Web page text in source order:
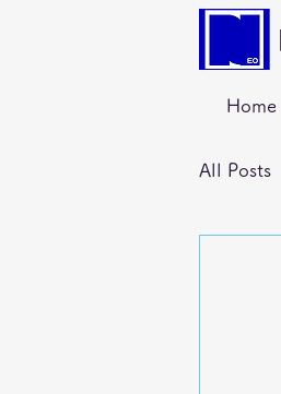
Home
All Posts